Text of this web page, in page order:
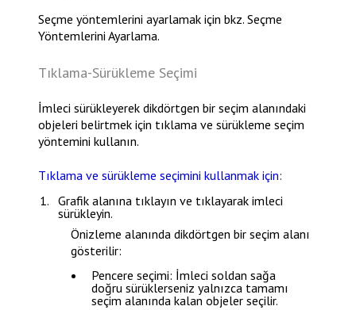
Seçme yöntemlerini ayarlamak için bkz.Seçme
Yöntemlerini Ayarlama.
Tıklama-Sürükleme Seçimi
İmleci sürükleyerek dikdörtgen bir seçim alanındaki
objeleri belirtmek için tıklama ve sürükleme seçim
yöntemini kullanın.
Tıklama ve sürükleme seçimini kullanmak için:
Grafik alanına tıklayın ve tıklayarak imleci
sürükleyin.
Önizleme alanında dikdörtgen bir seçim alanı
gösterilir:
Pencere seçimi: İmleci soldan sağa
doğru sürüklerseniz yalnızca tamamı
seçim alanında kalan objeler seçilir.